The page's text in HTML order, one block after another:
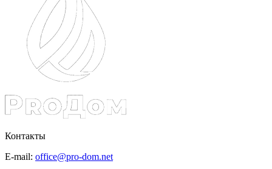
Контакты
E-mail: office@pro-dom.net